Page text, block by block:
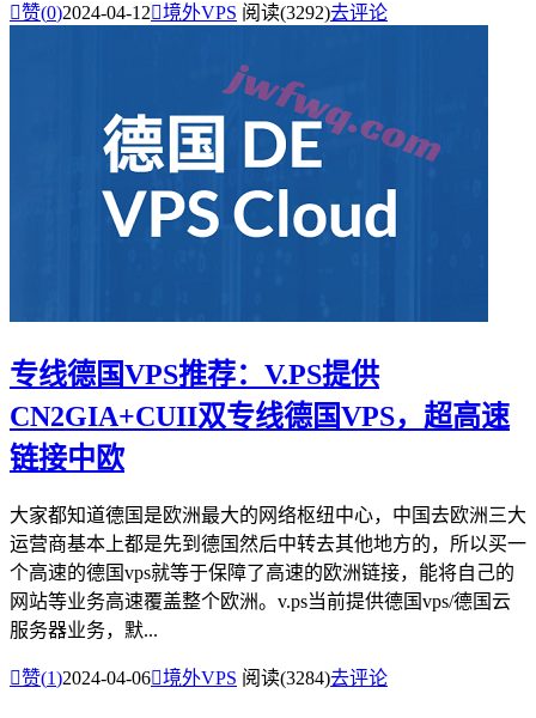
赞(0)2024-04-12境外VPS 阅读(3292)去评论
专线德国VPS推荐：V.PS提供
CN2GIA+CUII双专线德国VPS，超高速
链接中欧
大家都知道德国是欧洲最大的网络枢纽中心，中国去欧洲三大
运营商基本上都是先到德国然后中转去其他地方的，所以买一
个高速的德国vps就等于保障了高速的欧洲链接，能将自己的
网站等业务高速覆盖整个欧洲。v.ps当前提供德国vps/德国云
服务器业务，默...
赞(1)2024-04-06境外VPS 阅读(3284)去评论